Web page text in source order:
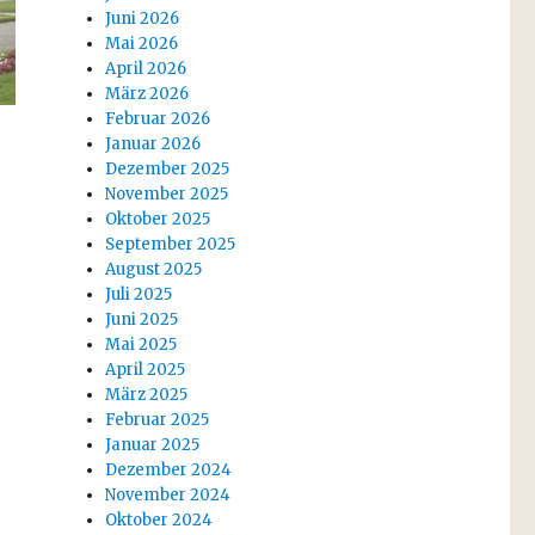
Juni 2026
Mai 2026
April 2026
März 2026
Februar 2026
Januar 2026
Dezember 2025
November 2025
Oktober 2025
September 2025
August 2025
Juli 2025
Juni 2025
Mai 2025
April 2025
März 2025
Februar 2025
Januar 2025
Dezember 2024
November 2024
Oktober 2024